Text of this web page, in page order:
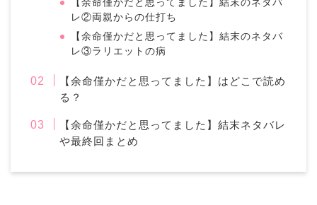
【余命僅かだと思ってました】結末のネタバ
レ②両親からの仕打ち
【余命僅かだと思ってました】結末のネタバ
レ③ラリエットの病
【余命僅かだと思ってました】はどこで読め
る？
【余命僅かだと思ってました】結末ネタバレ
や最終回まとめ